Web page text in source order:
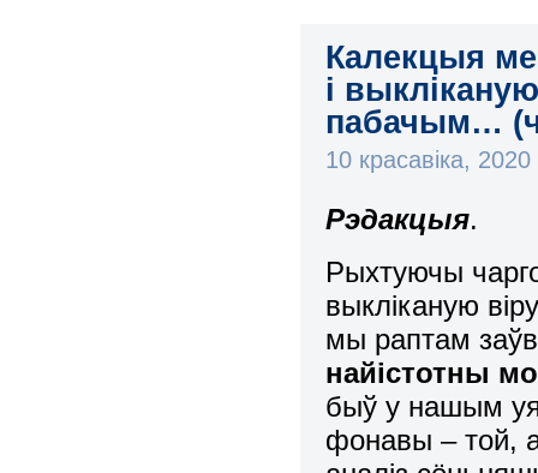
Калекцыя
і
пабачым…
10 красавіка, 2020
Рэдакцыя.
Рыхтуючы
выкліканую
мы раптам
найістотны
быў у нашым
фонавы – той,